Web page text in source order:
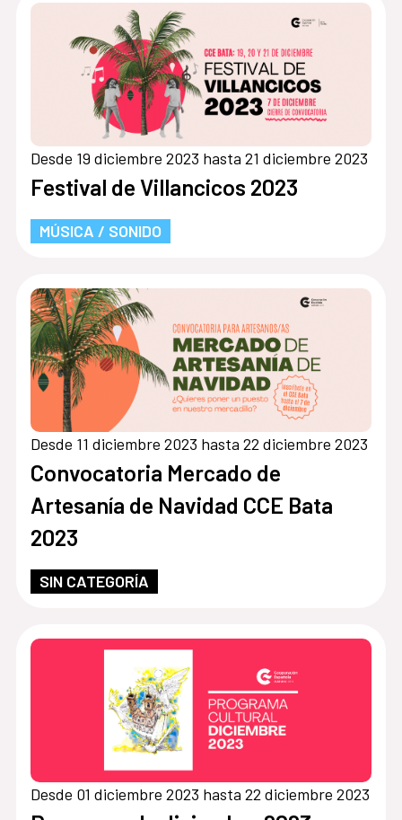
Desde 19 diciembre 2023 hasta 21 diciembre 2023
Festival de Villancicos 2023
MÚSICA / SONIDO
Desde 11 diciembre 2023 hasta 22 diciembre 2023
Convocatoria Mercado de
Artesanía de Navidad CCE Bata
2023
SIN CATEGORÍA
Desde 01 diciembre 2023 hasta 22 diciembre 2023